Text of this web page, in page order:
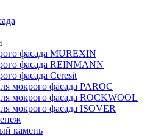
фасада MUREXIN
фасада REINMANN
фасада Ceresit
мокрого фасада PAROC
мокрого фасада ROCKWOOL
мокрого фасада ISOVER
камень